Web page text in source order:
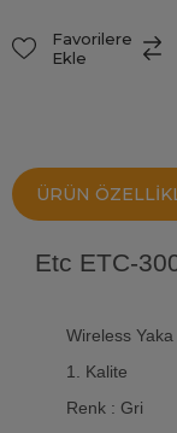
Favorilere
Ekle
ÜRÜN
Etc ETC-
Wireless
1. Kalite
Renk : Gri